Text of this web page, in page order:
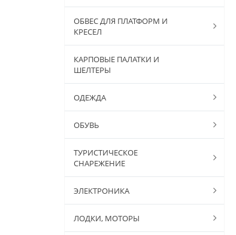
ОБВЕС ДЛЯ ПЛАТФОРМ И
КРЕСЕЛ
КАРПОВЫЕ ПАЛАТКИ И
ШЕЛТЕРЫ
ОДЕЖДА
ОБУВЬ
ТУРИСТИЧЕСКОЕ
СНАРЕЖЕНИЕ
ЭЛЕКТРОНИКА
ЛОДКИ, МОТОРЫ